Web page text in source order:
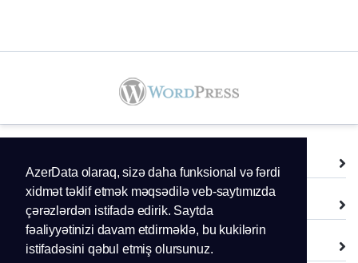
AzerData olaraq, sizə daha funksional və fərdi
xidmət təklif etmək məqsədilə veb-saytımızda
çərəzlərdən istifadə edirik. Saytda
fəaliyyətinizi davam etdirməklə, bu kukilərin
istifadəsini qəbul etmiş olursunuz.
Xidmətlər
Domen
Dəstək